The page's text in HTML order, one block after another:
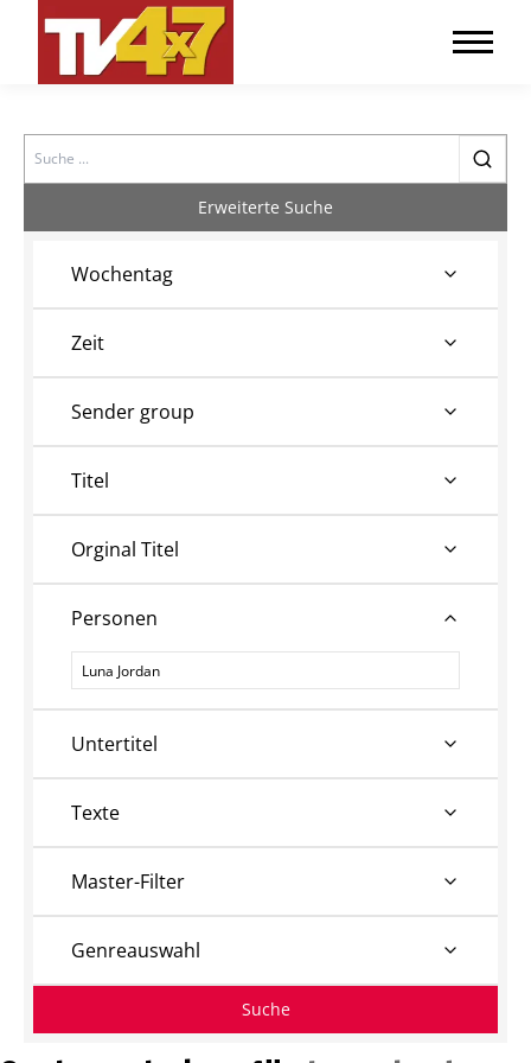
Search
Erweiterte Suche
Wochentag
Zeit
Sender group
Titel
Orginal Titel
Personen
Personen
Untertitel
Texte
Master-Filter
Genreauswahl
Suche